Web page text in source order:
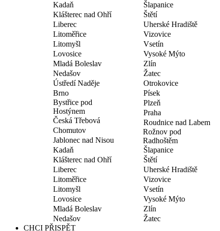
Kadaň
Klášterec nad Ohří
Liberec
Litoměřice
Litomyšl
Lovosice
Mladá Boleslav
Nedašov
Šlapanice
Štětí
Uherské Hradiště
Vizovice
Vsetín
Vysoké Mýto
Zlín
Žatec
Ústředí Naděje
Brno
Bystřice pod
Hostýnem
Česká Třebová
Chomutov
Jablonec nad Nisou
Kadaň
Klášterec nad Ohří
Liberec
Litoměřice
Litomyšl
Lovosice
Mladá Boleslav
Nedašov
Otrokovice
Písek
Plzeň
Praha
Roudnice nad Labem
Rožnov pod
Radhoštěm
Šlapanice
Štětí
Uherské Hradiště
Vizovice
Vsetín
Vysoké Mýto
Zlín
Žatec
CHCI PŘISPĚT